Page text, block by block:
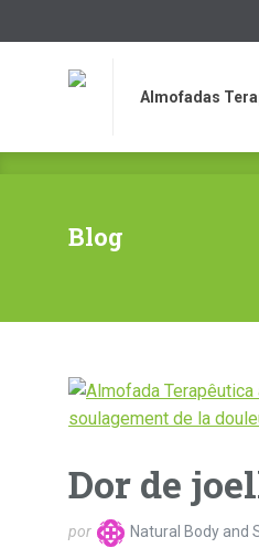
Almofadas
Blog
Dor de
por Natural Body and